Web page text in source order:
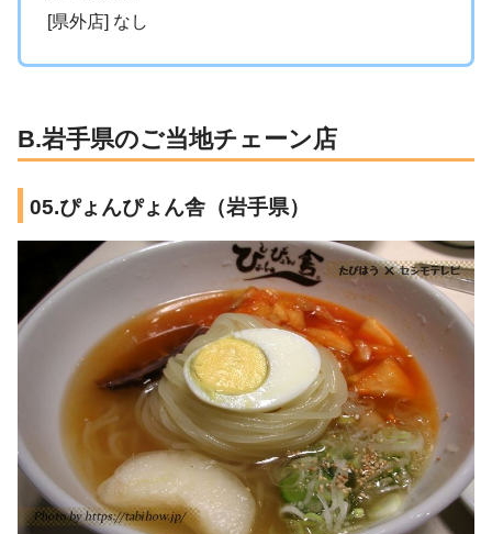
[県外店] なし
B.岩手県のご当地チェーン店
05.ぴょんぴょん舎（岩手県）